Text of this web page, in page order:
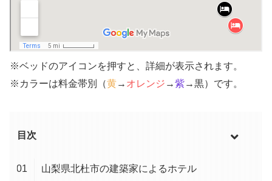
※ベッドのアイコンを押すと、詳細が表示されます。
※カラーは料金帯別（黄→ オレンジ →紫→黒）です。
目次
山梨県北杜市の建築家によるホテル